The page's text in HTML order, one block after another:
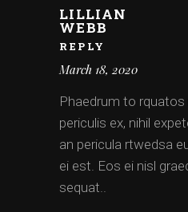
LILLIAN
WEBB
REPLY
March 18, 2020
Phaedrum to rquatos
periculis ex, nihil
an pericula rtwedsa
ei est. Eos ei nisl
sequat..